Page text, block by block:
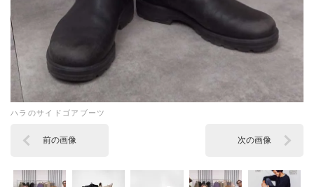
ハラのサイドゴアブーツ
前の画像 次の画像